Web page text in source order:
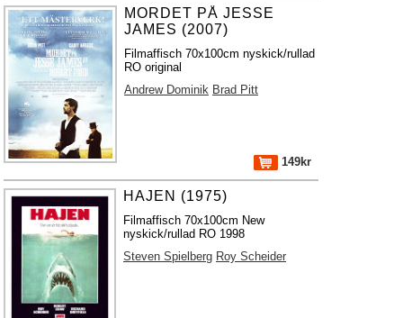
MORDET PÅ JESSE
JAMES (2007)
Filmaffisch 70x100cm nyskick/rullad
RO original
Andrew Dominik Brad Pitt
149kr
HAJEN (1975)
Filmaffisch 70x100cm New
nyskick/rullad RO 1998
Steven Spielberg Roy Scheider